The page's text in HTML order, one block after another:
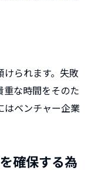
られます。失敗
重な時間をそのた
はベンチャー企業
確保する為